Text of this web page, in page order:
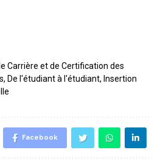
Carrière et de Certification des
, De l'étudiant à l'étudiant, Insertion
Facebook